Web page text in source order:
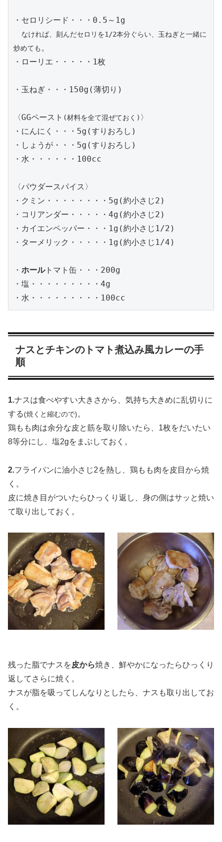
・セロリシード・・・0.5～1g
なければ、刻んだセロリを1/2本分ぐらい、玉ねぎと一緒に
炒めても。
・ローリエ・・・・・1枚
・玉ねぎ・・・150g(薄切り)
〈GGペースト (材料を全て混ぜておく) 〉
・にんにく・・・5g(すりおろし)
・しょうが・・・5g(すりおろし)
・水・・・・・・100cc
〈パウダースパイス〉
・クミン・・・・・・・・5g(約小さじ2)
・コリアンダー・・・・・4g(約小さじ2)
・カイエンペッパー・・・1g(約小さじ1/2)
・ターメリック・・・・・1g(約小さじ1/4)
・ ホールトマト缶・・・200g
・塩・・・・・・・・・4g
・水・・・・・・・・・100cc
ナスとチキンのトマト煮込み風カレーの手
順
1.ナスは食べやすい大きさから、気持ち大きめに乱切りに
する(焼くと縮むので)。
鶏もも肉は余分な皮と筋を取り除いたら、1枚をだいたい
8等分にし、塩2gをまぶしておく。
2.フライパンに油小さじ2を熱し、鶏もも肉を皮目から焼
く。
皮に焼き目がついたらひっくり返し、身の側はサッと焼い
て取り出しておく。
残った脂でナスを皮から焼き、鮮やかになったらひっくり
返してさらに焼く。
ナスが脂を吸ってしんなりとしたら、ナスも取り出してお
く。